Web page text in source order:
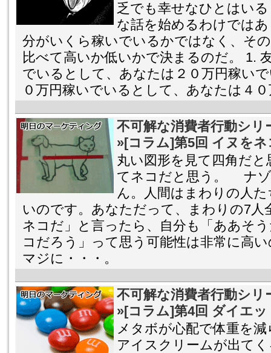
乏でも幸せなひとはい
な話を始めるわけでは
分がいくら稼いでいるかではなく、そ
比べて高いか低いかで決まるのだ。 1.
でいるとして、あなたは２０万円稼い
０万円稼いでいるとして、あなたは４
不可解な消費者行動シリ
»[コラム]第5回 イヌを
丸い図形を見て四角だ
てネコだと思う。 ナ
ん。人間はまわりの人
いのです。あなただって、まわりの7人
ネコだ」と言ったら、自分も「ああそ
コだろう」って思う可能性は非常に
マジに・・・。
不可解な消費者行動シリ
»[コラム]第4回 ダイエ
メタボが心配で体重を
アイスクリームが出て